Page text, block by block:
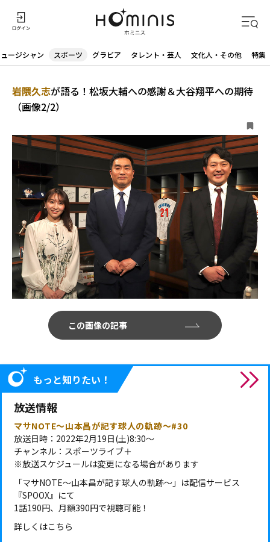
ージシャン スポーツ グラビア タレント・芸人 文化人・その他 特集
岩隈久志が語る！松坂大輔への感謝＆大谷翔平への期待
（画像2/2）
この画像の記事
もっと知りたい！
放送情報
マサNOTE～山本昌が記す球人の軌跡～#30
放送日時：2022年2月19日(土)8:30～
チャンネル：スポーツライブ＋
※放送スケジュールは変更になる場合があります
「マサNOTE～山本昌が記す球人の軌跡～」は配信サービス
『SPOOX』にて
1話190円、月額390円で視聴可能！
詳しくはこちら